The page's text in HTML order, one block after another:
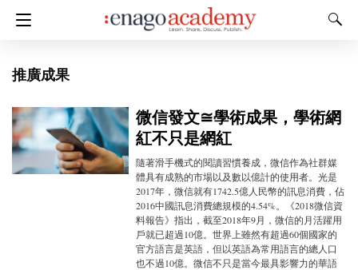
推廣成果
微信發文≅學術成果，學術網
紅不只是網紅
隨著滑手機式的閱讀習慣養成，微信作為社群媒
體具有成熟的市場以及數以億計的使用者。光是
2017年，微信就有1742.5億人民幣的訊息消費，佔
2016中國訊息消費總規模的4.54%。《2018微信資
料報告》指出，截至2018年9月，微信的月活躍用
戶就已超過10億。世界上雖然有超過60個國家的
官方語言是英語，但以英語為常用語言的總人口
也不過10億。微信不只是當今最具影響力的華語